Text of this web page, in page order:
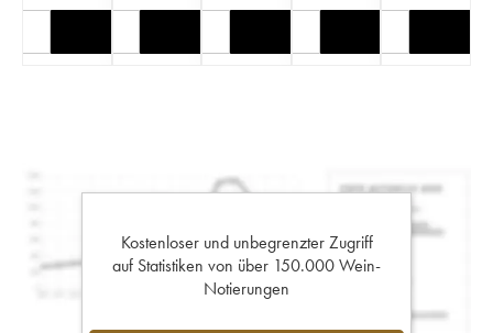
Kostenloser und unbegrenzter Zugriff
auf Statistiken von über 150.000 Wein-
Notierungen